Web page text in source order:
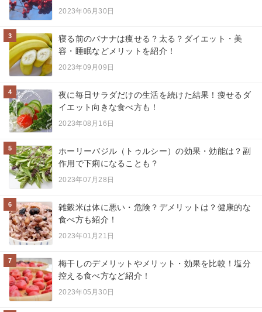
2023年06月30日
3
寝る前のバナナは痩せる？太る？ダイエット・美
容・睡眠などメリットを紹介！
2023年09月09日
4
夜に毎日サラダだけの生活を続けた結果！痩せるダ
イエット向きな食べ方も！
2023年08月16日
5
ホーリーバジル（トゥルシー）の効果・効能は？副
作用で下痢になることも？
2023年07月28日
6
雑穀米は体に悪い・危険？デメリットは？健康的な
食べ方も紹介！
2023年01月21日
7
梅干しのデメリットやメリット・効果を比較！塩分
控える食べ方など紹介！
2023年05月30日